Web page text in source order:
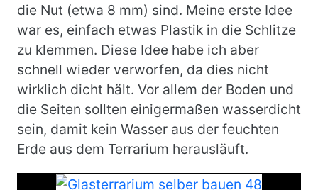
die Nut (etwa 8 mm) sind. Meine erste Idee
war es, einfach etwas Plastik in die Schlitze
zu klemmen. Diese Idee habe ich aber
schnell wieder verworfen, da dies nicht
wirklich dicht hält. Vor allem der Boden und
die Seiten sollten einigermaßen wasserdicht
sein, damit kein Wasser aus der feuchten
Erde aus dem Terrarium herausläuft.